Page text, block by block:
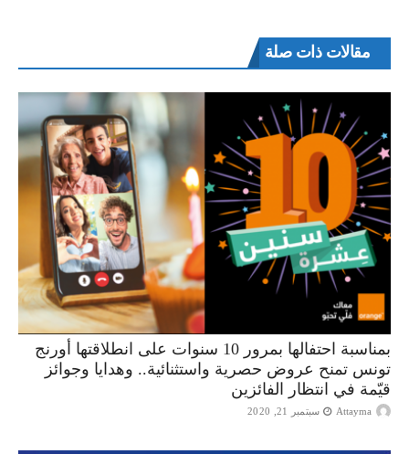
مقالات ذات صلة
بمناسبة احتفالها بمرور 10 سنوات على انطلاقتها أورنج
تونس تمنح عروض حصرية واستثنائية.. وهدايا وجوائز
قيّمة في انتظار الفائزين
Attayma سبتمبر 21, 2020